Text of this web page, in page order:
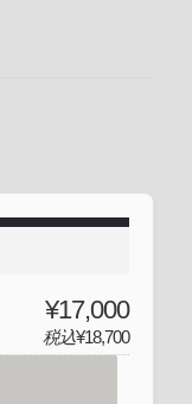
¥17,000
税込¥18,700